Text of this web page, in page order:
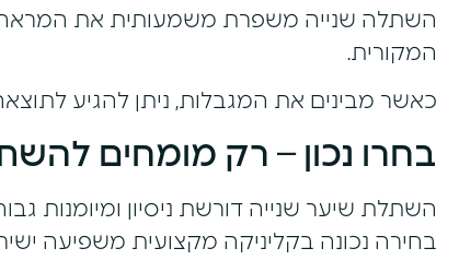
השתלה שנייה משפרת משמעותית את
המקורית.
כאשר מבינים את המגבלות, ניתן להגיע
בחרו נכון – רק מומחים
השתלת שיער שנייה דורשת ניסיון ומיומנות
בחירה נכונה בקליניקה מקצועית משפיעה